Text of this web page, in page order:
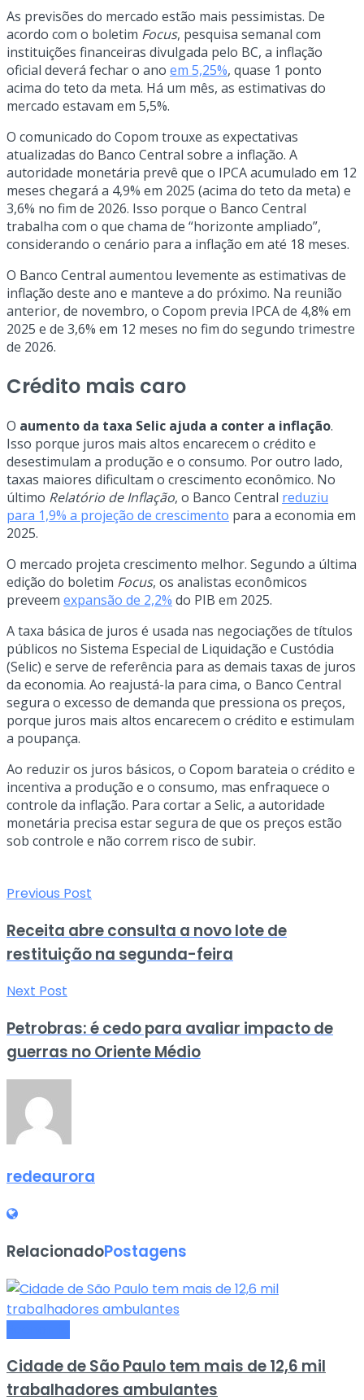
As previsões do mercado estão mais pessimistas. De
acordo com o boletim Focus, pesquisa semanal com
instituições financeiras divulgada pelo BC, a inflação
oficial deverá fechar o ano em 5,25%, quase 1 ponto
acima do teto da meta. Há um mês, as estimativas do
mercado estavam em 5,5%.
O comunicado do Copom trouxe as expectativas
atualizadas do Banco Central sobre a inflação. A
autoridade monetária prevê que o IPCA acumulado em 12
meses chegará a 4,9% em 2025 (acima do teto da meta) e
3,6% no fim de 2026. Isso porque o Banco Central
trabalha com o que chama de “horizonte ampliado”,
considerando o cenário para a inflação em até 18 meses.
O Banco Central aumentou levemente as estimativas de
inflação deste ano e manteve a do próximo. Na reunião
anterior, de novembro, o Copom previa IPCA de 4,8% em
2025 e de 3,6% em 12 meses no fim do segundo trimestre
de 2026.
Crédito mais caro
O aumento da taxa Selic ajuda a conter a inflação.
Isso porque juros mais altos encarecem o crédito e
desestimulam a produção e o consumo. Por outro lado,
taxas maiores dificultam o crescimento econômico. No
último Relatório de Inflação, o Banco Central reduziu
para 1,9% a projeção de crescimento para a economia em
2025.
O mercado projeta crescimento melhor. Segundo a última
edição do boletim Focus, os analistas econômicos
preveem expansão de 2,2% do PIB em 2025.
A taxa básica de juros é usada nas negociações de títulos
públicos no Sistema Especial de Liquidação e Custódia
(Selic) e serve de referência para as demais taxas de juros
da economia. Ao reajustá-la para cima, o Banco Central
segura o excesso de demanda que pressiona os preços,
porque juros mais altos encarecem o crédito e estimulam
a poupança.
Ao reduzir os juros básicos, o Copom barateia o crédito e
incentiva a produção e o consumo, mas enfraquece o
controle da inflação. Para cortar a Selic, a autoridade
monetária precisa estar segura de que os preços estão
sob controle e não correm risco de subir.
Previous Post
Receita abre consulta a novo lote de
restituição na segunda-feira
Next Post
Petrobras: é cedo para avaliar impacto de
guerras no Oriente Médio
redeaurora
RelacionadoPostagens
Cidade de São Paulo tem mais de 12,6 mil
trabalhadores ambulantes